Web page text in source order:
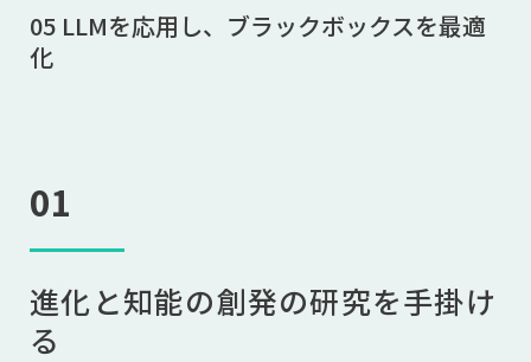
05 LLMを応用し、ブラックボックスを最適
化
01
進化と知能の創発の研究を手掛け
る